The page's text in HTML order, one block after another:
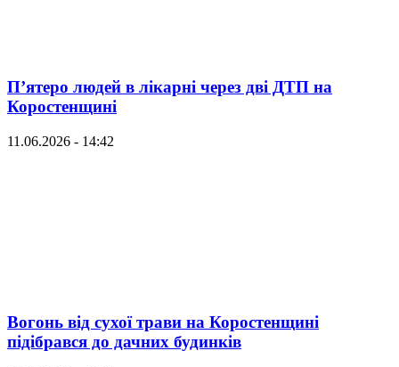
П’ятеро людей в лікарні через дві ДТП на
Коростенщині
11.06.2026 - 14:42
Вогонь від сухої трави на Коростенщині
підібрався до дачних будинків